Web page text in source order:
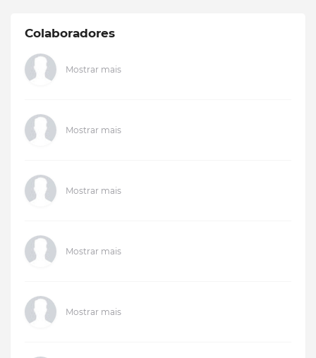
Colaboradores
Mostrar mais
Mostrar mais
Mostrar mais
Mostrar mais
Mostrar mais